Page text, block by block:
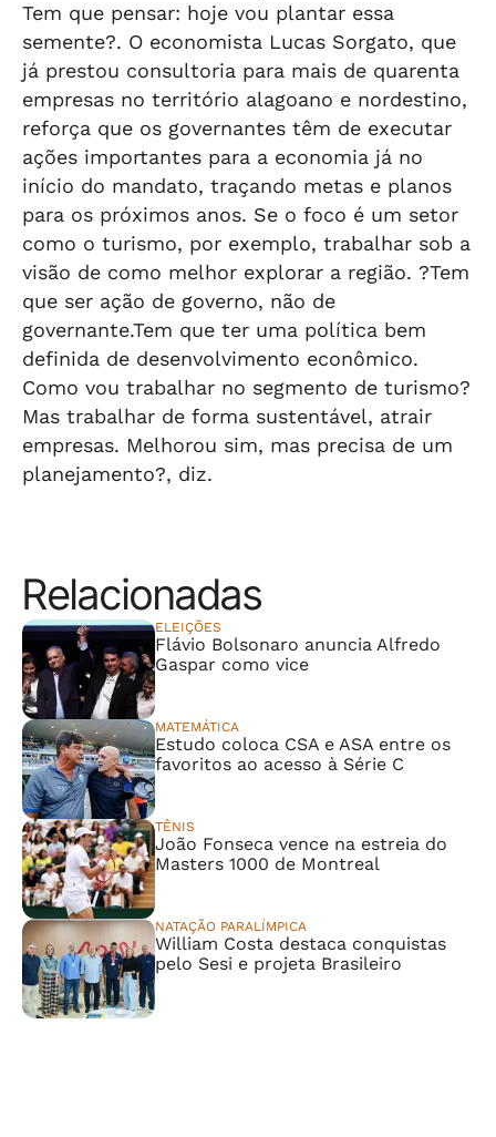
Tem que pensar: hoje vou plantar essa
semente?. O economista Lucas Sorgato, que
já prestou consultoria para mais de quarenta
empresas no território alagoano e nordestino,
reforça que os governantes têm de executar
ações importantes para a economia já no
início do mandato, traçando metas e planos
para os próximos anos. Se o foco é um setor
como o turismo, por exemplo, trabalhar sob a
visão de como melhor explorar a região. ?Tem
que ser ação de governo, não de
governante.Tem que ter uma política bem
definida de desenvolvimento econômico.
Como vou trabalhar no segmento de turismo?
Mas trabalhar de forma sustentável, atrair
empresas. Melhorou sim, mas precisa de um
planejamento?, diz.
Relacionadas
ELEIÇÕES
Flávio Bolsonaro anuncia Alfredo
Gaspar como vice
MATEMÁTICA
Estudo coloca CSA e ASA entre os
favoritos ao acesso à Série C
TÊNIS
João Fonseca vence na estreia do
Masters 1000 de Montreal
NATAÇÃO PARALÍMPICA
William Costa destaca conquistas
pelo Sesi e projeta Brasileiro